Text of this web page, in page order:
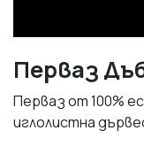
Перваз
Перваз от 100%
иглолистна